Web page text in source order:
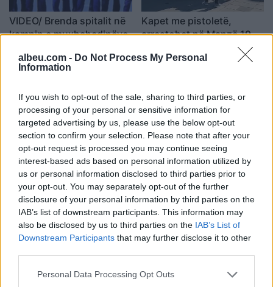
albeu.com - Do Not Process My Personal
Information
If you wish to opt-out of the sale, sharing to third parties, or
processing of your personal or sensitive information for
targeted advertising by us, please use the below opt-out
section to confirm your selection. Please note that after your
opt-out request is processed you may continue seeing
interest-based ads based on personal information utilized by
us or personal information disclosed to third parties prior to
your opt-out. You may separately opt-out of the further
disclosure of your personal information by third parties on the
IAB’s list of downstream participants. This information may
also be disclosed by us to third parties on the IAB’s List of
Downstream Participants that may further disclose it to other
Personal Data Processing Opt Outs
VIDEO/ Brenda spitalit në
kampin e muxhahedinëve,
ambulanca e pranishme
12:10 / 20/06/2023
Kapet me pistoletë,
arrestohet në Manzë 19-
vjeçari i sapodalë nga
burgu, dy vite më parë
schedule 10:18 / 22/11/2022
Pence në Manzë te kampi
i iranianëve: Ju
mbështesim në luftën për
lirinë e Iranit
19:59 / 23/06/2022
të fundit